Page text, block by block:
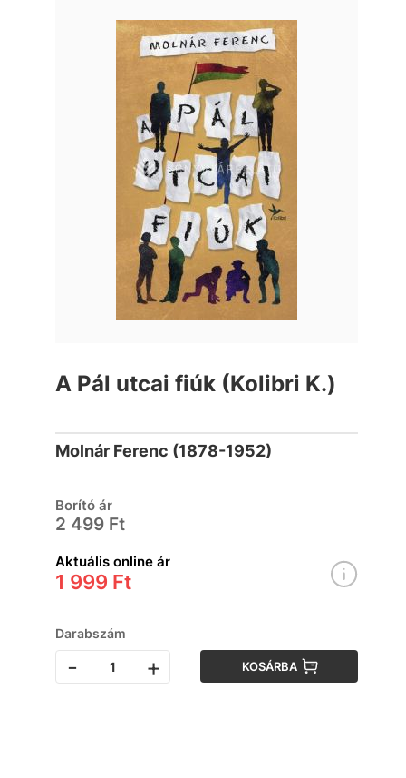
A Pál utcai fiúk (Kolibri K.)
Molnár Ferenc (1878-1952)
Borító ár
2 499 Ft
Aktuális online ár
1 999 Ft
Darabszám
- + KOSÁRBA